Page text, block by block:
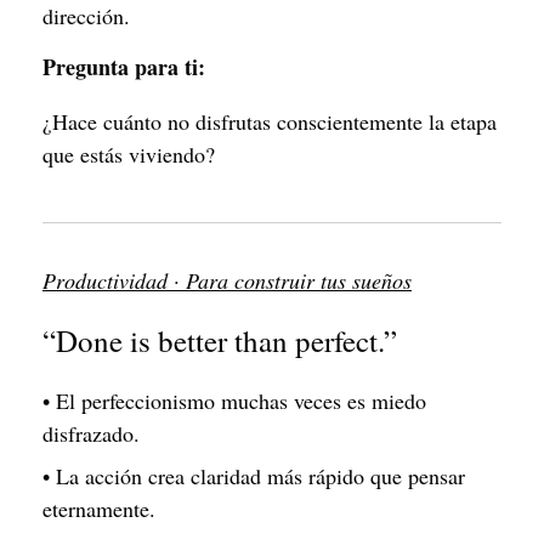
dirección.
Pregunta para ti:
¿Hace cuánto no disfrutas conscientemente la etapa
que estás viviendo?
Productividad · Para construir tus sueños
“Done is better than perfect.”
• El perfeccionismo muchas veces es miedo
disfrazado.
• La acción crea claridad más rápido que pensar
eternamente.